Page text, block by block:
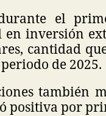
el
inversión
cantidad
de 2025.
también
positiva por